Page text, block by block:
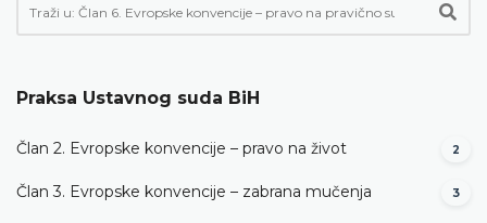
Praksa Ustavnog suda BiH
Član 2. Evropske konvencije – pravo na život 2
Član 3. Evropske konvencije – zabrana mučenja 3